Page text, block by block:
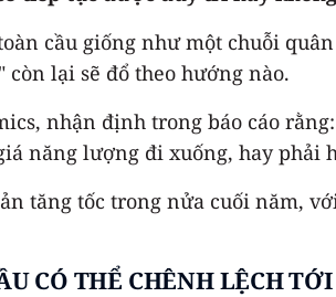
cầu giống như một chuỗi
lại sẽ đổ theo hướng nào.
nhận định trong báo cáo
năng lượng đi xuống, hay phải
tăng tốc trong nửa cuối năm,
CÓ THỂ CHÊNH LỆCH